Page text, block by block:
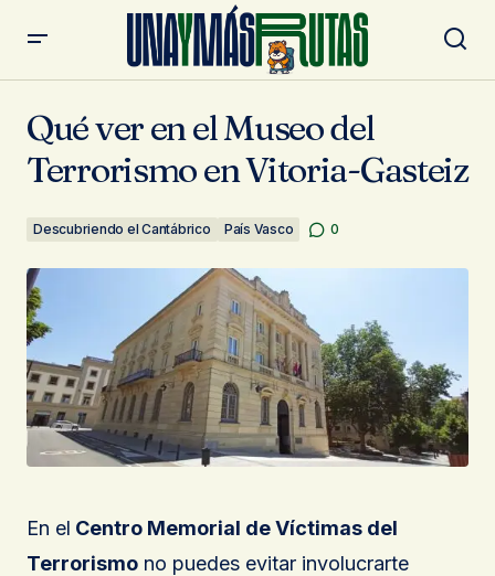
Qué ver en el Museo del
Terrorismo en Vitoria-Gasteiz
Descubriendo el Cantábrico País Vasco 0
En el Centro Memorial de Víctimas del
Terrorismo no puedes evitar involucrarte